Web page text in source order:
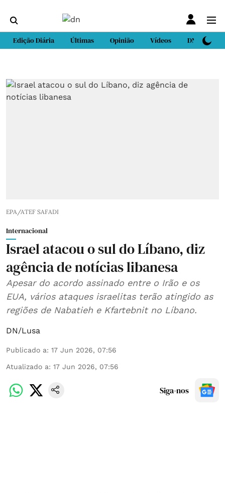
Edição Diária Últimas Opinião Vídeos DN Sport
EPA/ATEF SAFADI
Internacional
Israel atacou o sul do Líbano, diz
agência de notícias libanesa
Apesar do acordo assinado entre o Irão e os
EUA, vários ataques israelitas terão atingido as
regiões de Nabatieh e Kfartebnit no Líbano.
DN/Lusa
Publicado a: 17 Jun 2026, 07:56
Atualizado a: 17 Jun 2026, 07:56
Siga-nos